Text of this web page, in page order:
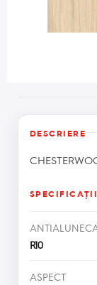
DESCRIERE
R10
ASPECT